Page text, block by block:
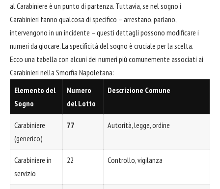
al Carabiniere è un punto di partenza. Tuttavia, se nel sogno i
Carabinieri fanno qualcosa di specifico – arrestano, parlano,
intervengono in un incidente – questi dettagli possono modificare i
numeri da giocare. La specificità del sogno è cruciale per la scelta.
Ecco una tabella con alcuni dei numeri più comunemente associati ai
Carabinieri nella Smorfia Napoletana:
Elemento del
Sogno
Numero
del Lotto
Descrizione Comune
Carabiniere
(generico)
77 Autorità, legge, ordine
Carabiniere in
servizio
22 Controllo, vigilanza